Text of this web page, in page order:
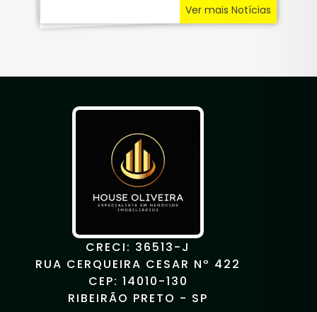
Ver mais Notícias
CRECI: 36513-J
RUA CERQUEIRA CESAR Nº 422
CEP: 14010-130
RIBEIRÃO PRETO - SP